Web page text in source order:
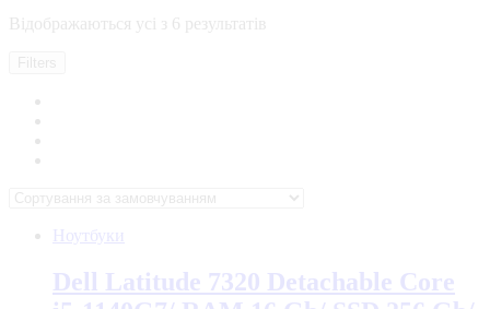
Відображаються усі з 6 результатів
Ноутбуки
Dell Latitude 7320 Detachable Core